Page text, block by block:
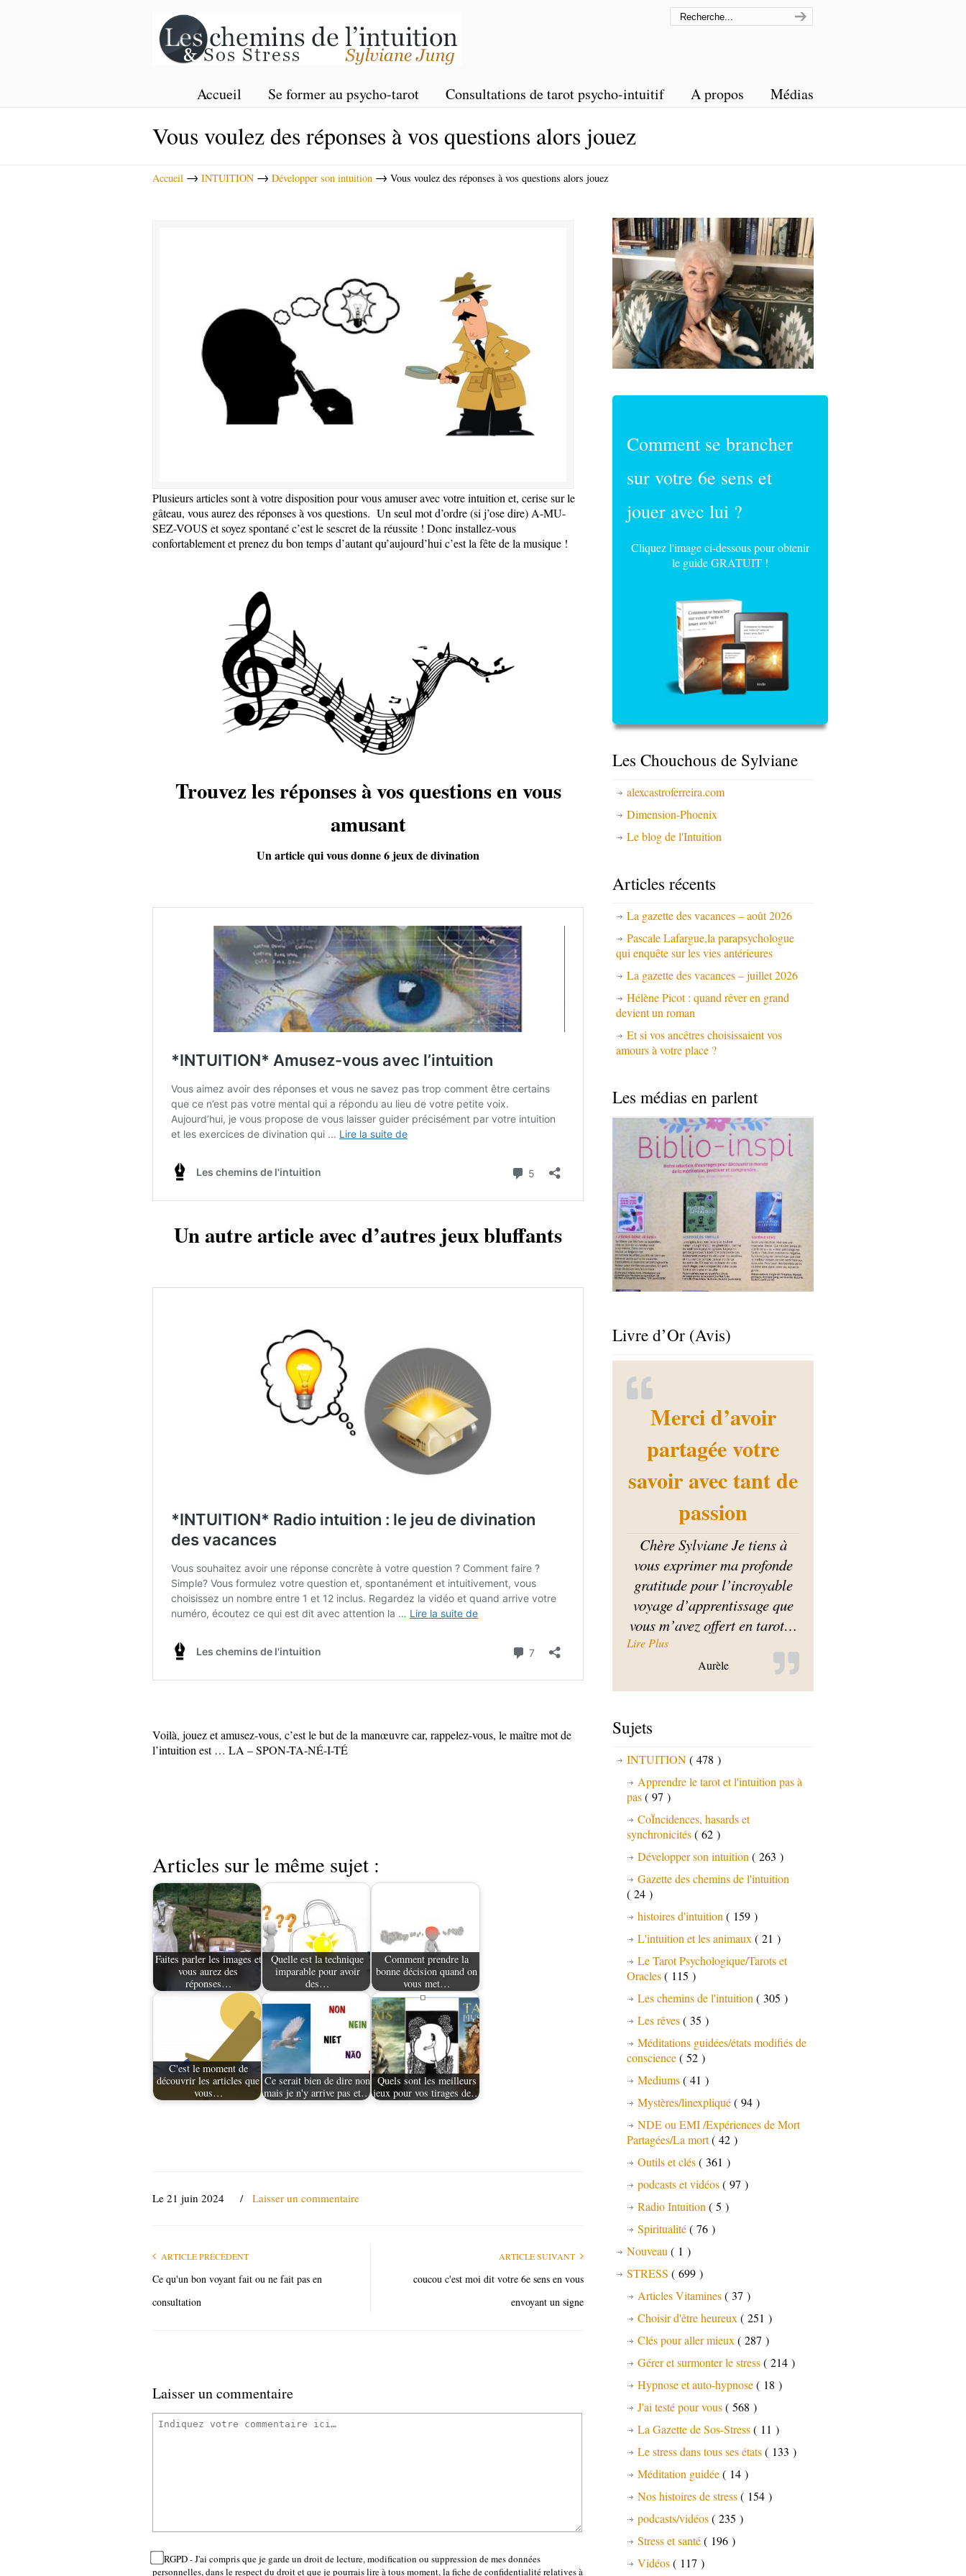
Accueil Se former au psycho-tarot Consultations de tarot psycho-intuitif A propos Médias
Vous voulez des réponses à vos questions alors jouez
Accueil → INTUITION → Développer son intuition → Vous voulez des réponses à vos questions alors jouez
Plusieurs articles sont à votre disposition pour vous amuser avec votre intuition et, cerise sur le
gâteau, vous aurez des réponses à vos questions. Un seul mot d’ordre (si j’ose dire) A-MU-
SEZ-VOUS et soyez spontané c’est le sescret de la réussite ! Donc installez-vous
confortablement et prenez du bon temps d’autant qu’aujourd’hui c’est la fête de la musique !
Trouvez les réponses à vos questions en vous
amusant
Un article qui vous donne 6 jeux de divination
Un autre article avec d’autres jeux bluffants
Voilà, jouez et amusez-vous, c’est le but de la manœuvre car, rappelez-vous, le maître mot de
l’intuition est … LA – SPON-TA-NÉ-I-TÉ
Articles sur le même sujet :
Faites parler les images et
vous aurez des
réponses…
Quelle est la technique
imparable pour avoir
des…
Comment prendre la
bonne décision quand on
vous met…
C'est le moment de
découvrir les articles que
vous…
Ce serait bien de dire non
mais je n'y arrive pas et…
Quels sont les meilleurs
jeux pour vos tirages de…
Le 21 juin 2024 / Laisser un commentaire
ARTICLE PRÉCÉDENT
Ce qu'un bon voyant fait ou ne fait pas en
consultation
ARTICLE SUIVANT
coucou c'est moi dit votre 6e sens en vous
envoyant un signe
Laisser un commentaire
RGPD - J'ai compris que je garde un droit de lecture, modification ou suppression de mes données
personnelles, dans le respect du droit et que je pourrais lire à tous moment, la fiche de confidentialité relatives à
Comment se brancher
sur votre 6e sens et
jouer avec lui ?
Cliquez l'image ci-dessous pour obtenir
le guide GRATUIT !
Les Chouchous de Sylviane
alexcastroferreira.com
Dimension-Phoenix
Le blog de l'Intuition
Articles récents
La gazette des vacances – août 2026
Pascale Lafargue,la parapsychologue
qui enquête sur les vies antérieures
La gazette des vacances – juillet 2026
Hélène Picot : quand rêver en grand
devient un roman
Et si vos ancêtres choisissaient vos
amours à votre place ?
Les médias en parlent
Livre d’Or (Avis)
Merci d’avoir
partagée votre
savoir avec tant de
passion
Chère Sylviane Je tiens à
vous exprimer ma profonde
gratitude pour l’incroyable
voyage d’apprentissage que
vous m’avez offert en tarot…
Lire Plus« Merci d’avoir partagée votre savoir avec tant de passion »
Aurèle
Sujets
INTUITION( 478 )
Apprendre le tarot et l'intuition pas à
pas( 97 )
CoÏncidences, hasards et
synchronicités( 62 )
Développer son intuition ( 263 )
Gazette des chemins de l'intuition
( 24 )
histoires d'intuition ( 159 )
L'intuition et les animaux ( 21 )
Le Tarot Psychologique/Tarots et
Oracles( 115 )
Les chemins de l'intuition ( 305 )
Les rêves( 35 )
Méditations guidées/états modifiés de
conscience( 52 )
Mediums( 41 )
Mystères/linexpliqué( 94 )
NDE ou EMI /Expériences de Mort
Partagées/La mort( 42 )
Outils et clés( 361 )
podcasts et vidéos( 97 )
Radio Intuition ( 5 )
Spiritualité( 76 )
Nouveau ( 1 )
STRESS ( 699 )
Articles Vitamines( 37 )
Choisir d'être heureux ( 251 )
Clés pour aller mieux ( 287 )
Gérer et surmonter le stress( 214 )
Hypnose et auto-hypnose( 18 )
J'ai testé pour vous( 568 )
La Gazette de Sos-Stress( 11 )
Le stress dans tous ses états( 133 )
Méditation guidée( 14 )
Nos histoires de stress( 154 )
podcasts/vidéos( 235 )
Stress et santé( 196 )
Vidéos( 117 )